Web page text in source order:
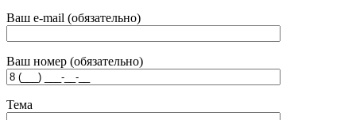
Ваш e-mail (обязательно)
Ваш номер (обязательно)
Тема